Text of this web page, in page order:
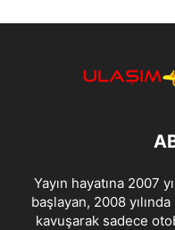
Yayın hayatına 2007
başlayan, 2008
kavuşarak sadece